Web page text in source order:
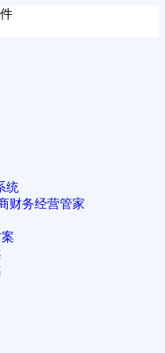
统
财务经营管家